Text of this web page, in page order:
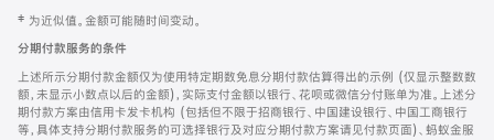
页
页
脚
注
‡ 为近似值。金额可能随时间变动。
分期付款服务的条件
上述所示分期付款金额仅为使用特定期数免息分期付款估算得出的示例 (仅显示整数数
额，未显示小数点以后的金额)，实际支付金额以银行、花呗或微信分付账单为准。上述分
期付款方案由信用卡发卡机构 (包括但不限于招商银行、中国建设银行、中国工商银行
等，具体支持分期付款服务的可选择银行及对应分期付款方案请见付款页面)、蚂蚁金服